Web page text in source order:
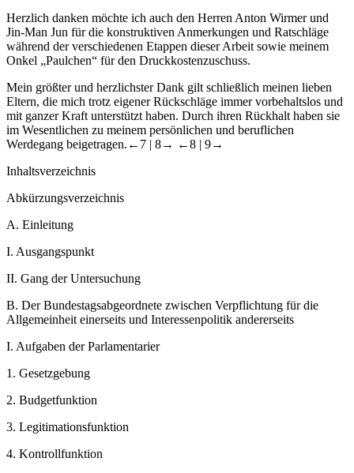
Herzlich danken möchte ich auch den Herren Anton Wirmer und
Jin-Man Jun für die konstruktiven Anmerkungen und Ratschläge
während der verschiedenen Etappen dieser Arbeit sowie meinem
Onkel „Paulchen“ für den Druckkostenzuschuss.
Mein größter und herzlichster Dank gilt schließlich meinen lieben
Eltern, die mich trotz eigener Rückschläge immer vorbehaltslos und
mit ganzer Kraft unterstützt haben. Durch ihren Rückhalt haben sie
im Wesentlichen zu meinem persönlichen und beruflichen
Werdegang beigetragen. ←7 | 8→ ←8 | 9→
Inhaltsverzeichnis
Abkürzungsverzeichnis
A. Einleitung
I. Ausgangspunkt
II. Gang der Untersuchung
B. Der Bundestagsabgeordnete zwischen Verpflichtung für die
Allgemeinheit einerseits und Interessenpolitik andererseits
I. Aufgaben der Parlamentarier
1. Gesetzgebung
2. Budgetfunktion
3. Legitimationsfunktion
4. Kontrollfunktion